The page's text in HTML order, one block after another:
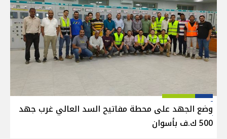
وضع الجهد على محطة مفاتيح السد العالي غرب جهد
500 ك.ف بأسوان